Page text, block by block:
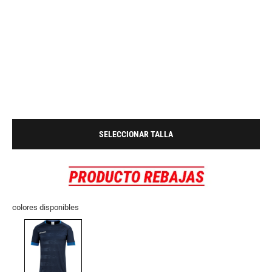
SELECCIONAR TALLA
colores disponibles